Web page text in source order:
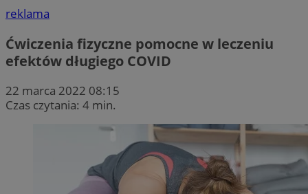
reklama
Ćwiczenia fizyczne pomocne w leczeniu
efektów długiego COVID
22 marca 2022 08:15
Czas czytania: 4 min.